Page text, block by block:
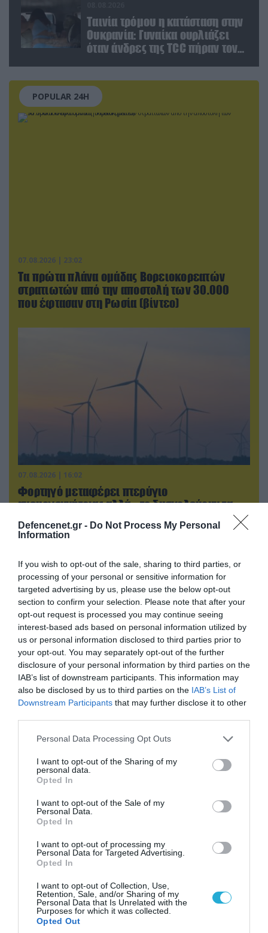
Defencenet.gr - Do Not Process My Personal
Information
If you wish to opt-out of the sale, sharing to third parties, or
processing of your personal or sensitive information for
targeted advertising by us, please use the below opt-out
section to confirm your selection. Please note that after your
opt-out request is processed you may continue seeing
interest-based ads based on personal information utilized by
us or personal information disclosed to third parties prior to
your opt-out. You may separately opt-out of the further
disclosure of your personal information by third parties on the
IAB’s list of downstream participants. This information may
also be disclosed by us to third parties on the IAB’s List of
Downstream Participants that may further disclose it to other
Please note that this website/app uses one or more Google
not limited to your visit or usage behaviour. You may click to
grant or deny consent to Google and its third-party tags to
use your data for below specified purposes in below Google
consent section.
Personal Data Processing Opt Outs
I want to opt-out of the Sharing of my
personal data.
Opted In
I want to opt-out of the Sale of my
Personal Data.
Opted In
I want to opt-out of processing my
Personal Data for Targeted Advertising.
Opted In
I want to opt-out of Collection, Use,
Retention, Sale, and/or Sharing of my
Personal Data that Is Unrelated with the
Purposes for which it was collected.
Opted Out
Ταινία τρόμου η κατάσταση στην
Ουκρανία: Γυναίκα ουρλιάζει
όταν άνδρες της TCC πήραν τον
POPULAR 24H
07.08.2026 | 23:02
Τα πρώτα πλάνα ομάδας Βορειοκορεατών
στρατιωτών από την αποστολή των 30.000
που έφτασαν στη Ρωσία (βίντεο)
07.08.2026 | 16:02
Φορτηγό μεταφέρει πτερύγιο
ανεμογεννήτριας αλλά… το δυσκολεύουν τα
08.08.2026 | 14:02
Η Τουρκία πουλάει στην Ουκρανία όλο το
αμερικανικό πυραυλικό πυροβολικό της: MLRS
και ΑΤΑCMS
07.08.2026 | 16:02
Κ.Τσίγκας για νέα Canadair DHC-515: «Θα